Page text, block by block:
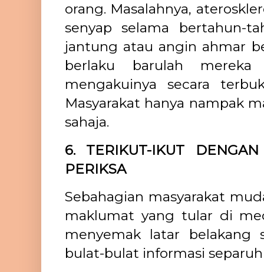
orang. Masalahnya,
senyap selama bertahun-
jantung atau angin ahmar
berlaku barulah
mengakuinya secara
Masyarakat hanya nampak
sahaja.
6. TERIKUT-IKUT
PERIKSA
Sebahagian masyarakat
maklumat yang tular di
menyemak latar belakang
bulat-bulat informasi separuh